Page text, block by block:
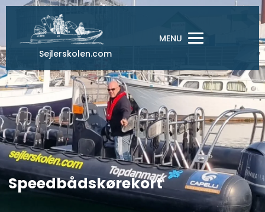
Gå
indholdet
Sejlerskolen.com
MENU
Speedbådskørekort